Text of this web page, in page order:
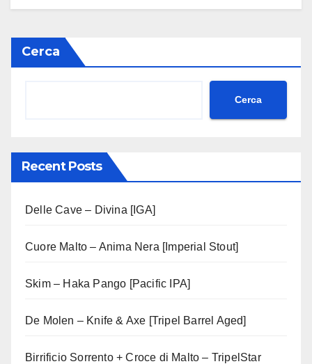
Cerca
Cerca
Recent Posts
Delle Cave – Divina [IGA]
Cuore Malto – Anima Nera [Imperial Stout]
Skim – Haka Pango [Pacific IPA]
De Molen – Knife & Axe [Tripel Barrel Aged]
Birrificio Sorrento + Croce di Malto – TripelStar